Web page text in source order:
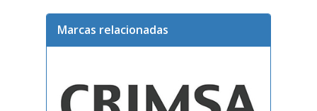
Marcas relacionadas